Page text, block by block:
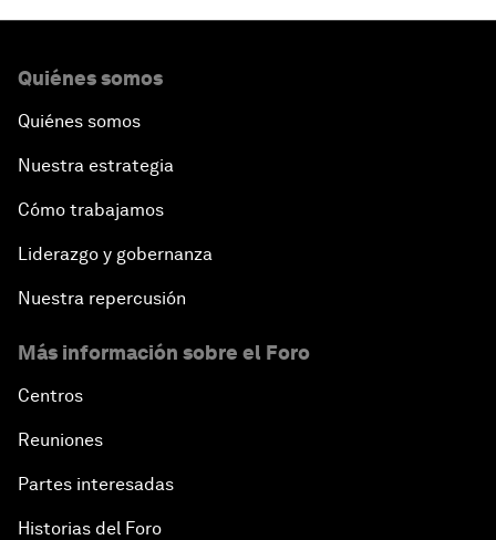
Quiénes somos
Quiénes somos
Nuestra estrategia
Cómo trabajamos
Liderazgo y gobernanza
Nuestra repercusión
Más información sobre el Foro
Centros
Reuniones
Partes interesadas
Historias del Foro